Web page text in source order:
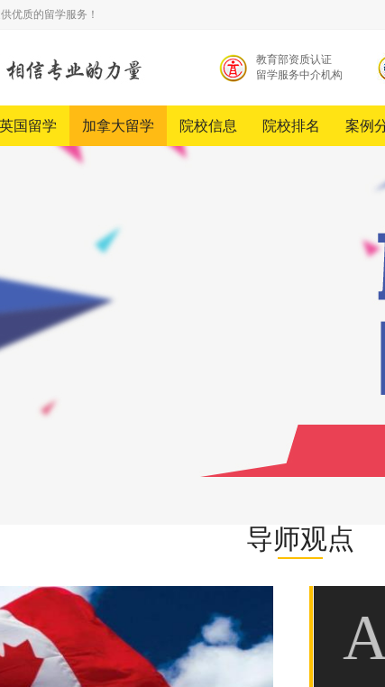
优质的留学服务！
教育部资质认证
留学服务中介机构
英国留学 加拿大留学 院校信息 院校排名 案例
导师观点
读加拿大高中监护人怎么找？监护人职责是什
家长不在加拿大，也没有亲戚朋友在加拿大，该找谁给学生
A